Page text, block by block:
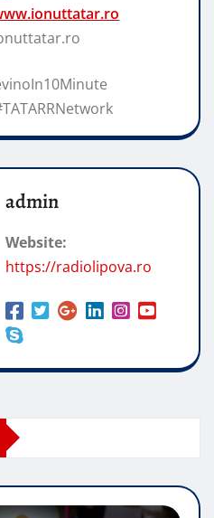
admin
Website:
https://radiolipova.ro